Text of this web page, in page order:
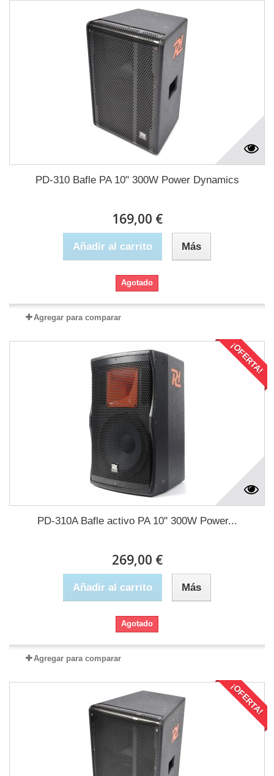
PD-310 Bafle PA 10" 300W Power Dynamics
169,00 €
Añadir al carrito Más
Agotado
Agregar para comparar
¡OFERTA!
PD-310A Bafle activo PA 10" 300W Power...
269,00 €
Añadir al carrito Más
Agotado
Agregar para comparar
¡OFERTA!